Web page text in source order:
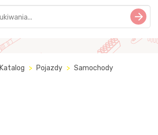
Katalog Pojazdy
Samochody